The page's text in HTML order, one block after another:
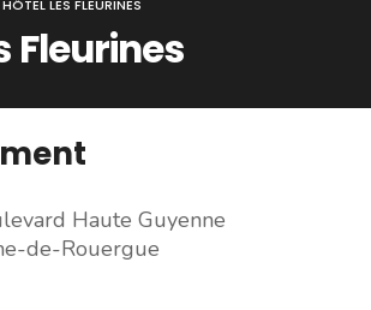
HÔTEL LES FLEURINES
Fleurines
Haute Guyenne
de-Rouergue